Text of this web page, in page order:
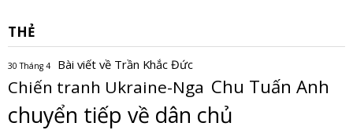
THẺ
30 Tháng 4 Bài viết về Trần Khắc Đức
Chiến tranh Ukraine-Nga Chu Tuấn Anh
chuyển tiếp về dân chủ